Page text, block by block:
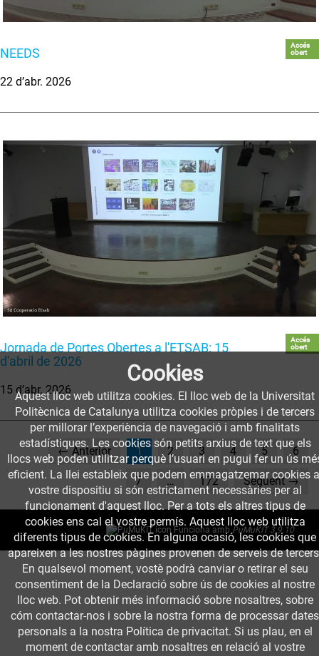
NEEDS
Accés
obert
22 d’abr. 2026
Jornada de Portes Obertes a l'ETSAB: 15
d'abril de 2026
Accés
obert
15 d’abr. 2026
← Anterior 1(current)
2 3 4 5 6
7 … 172 Següent →
Cookies
Aquest lloc web utilitza cookies. El lloc web de la Universitat
Politècnica de Catalunya utilitza cookies pròpies i de tercers
per millorar l’experiència de navegació i amb finalitats
estadístiques. Les cookies són petits arxius de text que els
llocs web poden utilitzar perquè l’usuari en pugui fer un ús
eficient. La llei estableix que podem emmagatzemar cookies
vostre dispositiu si són estrictament necessàries per al
funcionament d'aquest lloc. Per a tots els altres tipus de
cookies ens cal el vostre permís. Aquest lloc web utilitza
diferents tipus de cookies. En alguna ocasió, les cookies que
apareixen a les nostres pàgines provenen de serveis de
En qualsevol moment, vostè podrà canviar o retirar el seu
consentiment de la Declaració sobre ús de cookies al nostre
lloc web. Pot obtenir més informació sobre nosaltres, sobre
cóm contactar-nos i sobre la nostra forma de processar dates
personals a la nostra Política de privacitat. Si us plau, en el
moment de contactar amb nosaltres en relació al vostre
Funciona amb PuMuKIT 3.9.10